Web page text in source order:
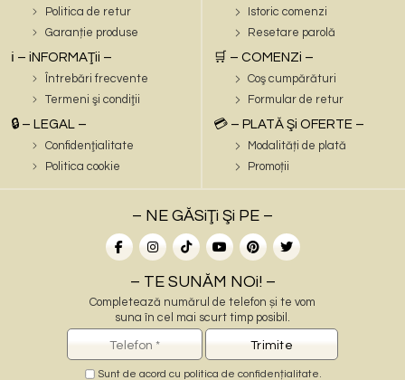
Politica de retur
Garanție produse
ℹ️ – iNFORMAŢii –
Întrebări frecvente
Termeni şi condiţii
🔒 – LEGAL –
Confidenţialitate
Politica cookie
Istoric comenzi
Resetare parolă
🛒 – COMENZi –
Coş cumpărături
Formular de retur
💳 – PLATĂ Şi OFERTE –
Modalități de plată
Promoții
– NE GĂSiŢi Şi PE –
– TE SUNĂM NOi! –
Completează numărul de telefon și te vom
suna în cel mai scurt timp posibil.
Sunt de acord cu politica de confidențialitate.